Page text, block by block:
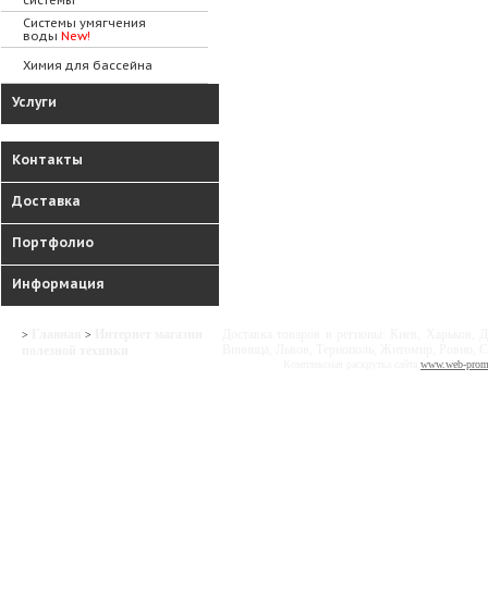
Системы умягчения
воды New!
Химия для бассейна
Услуги
Контакты
Доставка
Портфолио
Информация
> >
www.web-